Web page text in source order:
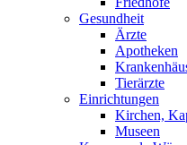
Gesundheit
Ärzte
Apotheken
Tierärzte
Einrichtungen
Kirchen,
Museen